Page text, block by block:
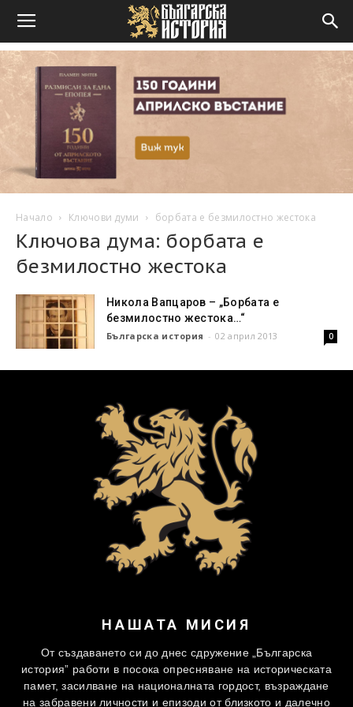
Начало Ключови думи борбата е безмилостно жестока
Ключова дума: борбата е
безмилостно жестока
Никола Вапцаров – „Борбата е
безмилостно жестока…“
Българска история - 02 април 2013 0
НАШАТА МИСИЯ
От създаването си до днес сдружение „Българска
история” работи в посока опресняване на историческата
памет, засилване на националната гордост, възраждане
на забравени личности и епизоди от близкото и далечно